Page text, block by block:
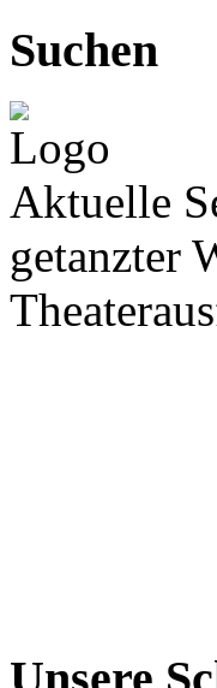
Suchen
Aktuelle
getanzter